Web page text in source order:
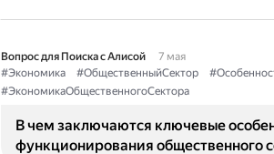
Вопрос для Поиска с Алисой
7 мая
#Экономика
#ОбщественныйСектор
#ЭкономикаОбщественногоСектора
В чем заключаются ключевые
функционирования общественного